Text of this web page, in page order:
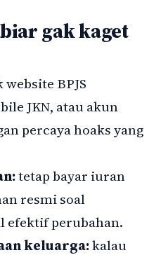
gak kaget
website BPJS
JKN, atau akun
percaya hoaks yang
tetap bayar iuran
resmi soal
efektif perubahan.
keluarga:kalau